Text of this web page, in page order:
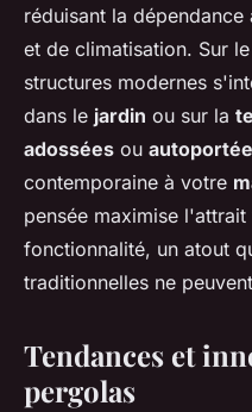
réduisant la
et de climatisation. Sur
structures modernes
dans le jardin ou sur la
adossées ou
contemporaine à votre
pensée maximise
fonctionnalité, un atout
traditionnelles ne
Tendances et
pergolas